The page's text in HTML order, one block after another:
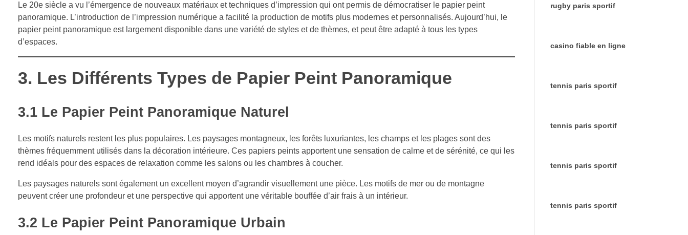
Le 20e siècle a vu l’émergence de nouveaux matériaux et techniques d’impression qui ont permis de démocratiser le papier peint
panoramique. L’introduction de l’impression numérique a facilité la production de motifs plus modernes et personnalisés. Aujourd’hui, le
papier peint panoramique est largement disponible dans une variété de styles et de thèmes, et peut être adapté à tous les types
d’espaces.
3. Les Différents Types de Papier Peint Panoramique
3.1 Le Papier Peint Panoramique Naturel
Les motifs naturels restent les plus populaires. Les paysages montagneux, les forêts luxuriantes, les champs et les plages sont des
thèmes fréquemment utilisés dans la décoration intérieure. Ces papiers peints apportent une sensation de calme et de sérénité, ce qui les
rend idéals pour des espaces de relaxation comme les salons ou les chambres à coucher.
Les paysages naturels sont également un excellent moyen d’agrandir visuellement une pièce. Les motifs de mer ou de montagne
peuvent créer une profondeur et une perspective qui apportent une véritable bouffée d’air frais à un intérieur.
3.2 Le Papier Peint Panoramique Urbain
rugby paris sportif
casino fiable en ligne
tennis paris sportif
tennis paris sportif
tennis paris sportif
tennis paris sportif